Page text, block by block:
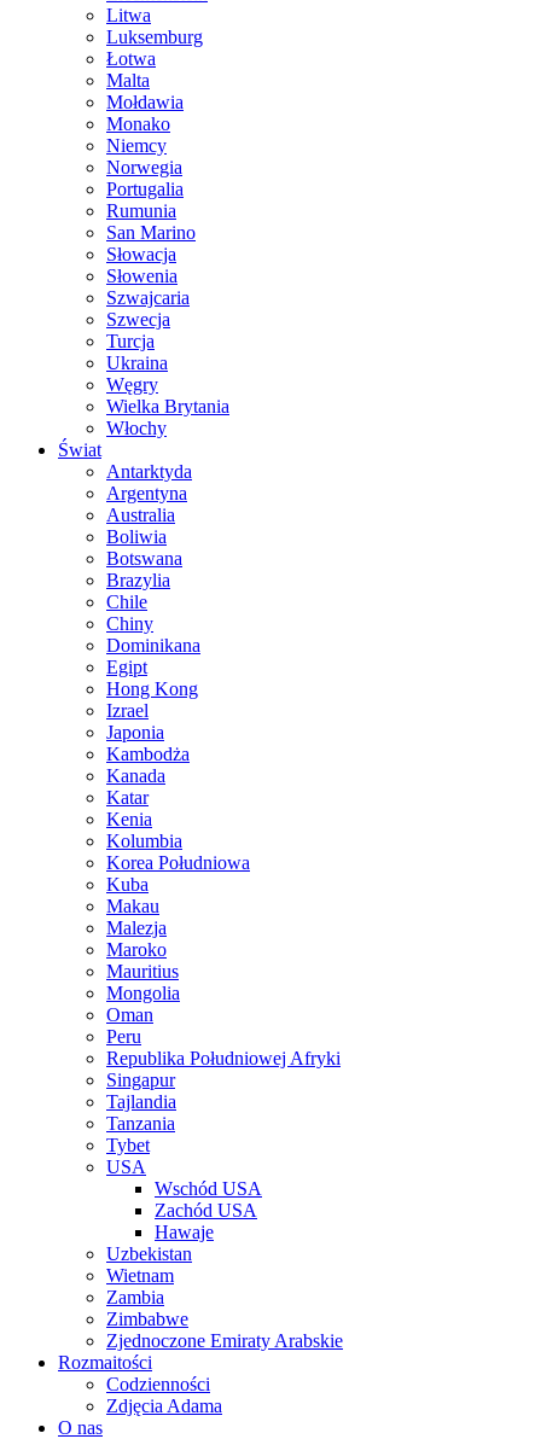
Litwa
Luksemburg
Łotwa
Malta
Mołdawia
Monako
Niemcy
Norwegia
Portugalia
Rumunia
San Marino
Słowacja
Słowenia
Szwajcaria
Szwecja
Turcja
Ukraina
Węgry
Wielka Brytania
Włochy
Świat
Antarktyda
Argentyna
Australia
Boliwia
Botswana
Brazylia
Chile
Chiny
Dominikana
Egipt
Hong Kong
Izrael
Japonia
Kambodża
Kanada
Katar
Kenia
Kolumbia
Korea Południowa
Kuba
Makau
Malezja
Maroko
Mauritius
Mongolia
Oman
Peru
Republika Południowej Afryki
Singapur
Tajlandia
Tanzania
Tybet
USA
Wschód USA
Zachód USA
Hawaje
Uzbekistan
Wietnam
Zambia
Zimbabwe
Zjednoczone Emiraty Arabskie
Rozmaitości
Codzienności
Zdjęcia Adama
O nas